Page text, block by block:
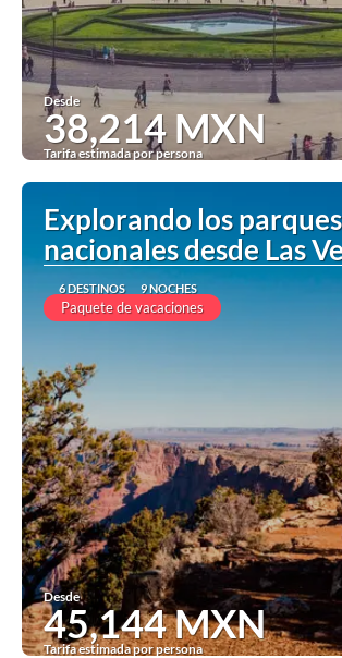
Desde
38,214 MXN
Tarifa estimada por persona
Ver
Explorando los parques
nacionales desde Las
6 DESTINOS 9 NOCHES
Paquete de vacaciones
Desde
45,144 MXN
Tarifa estimada por persona